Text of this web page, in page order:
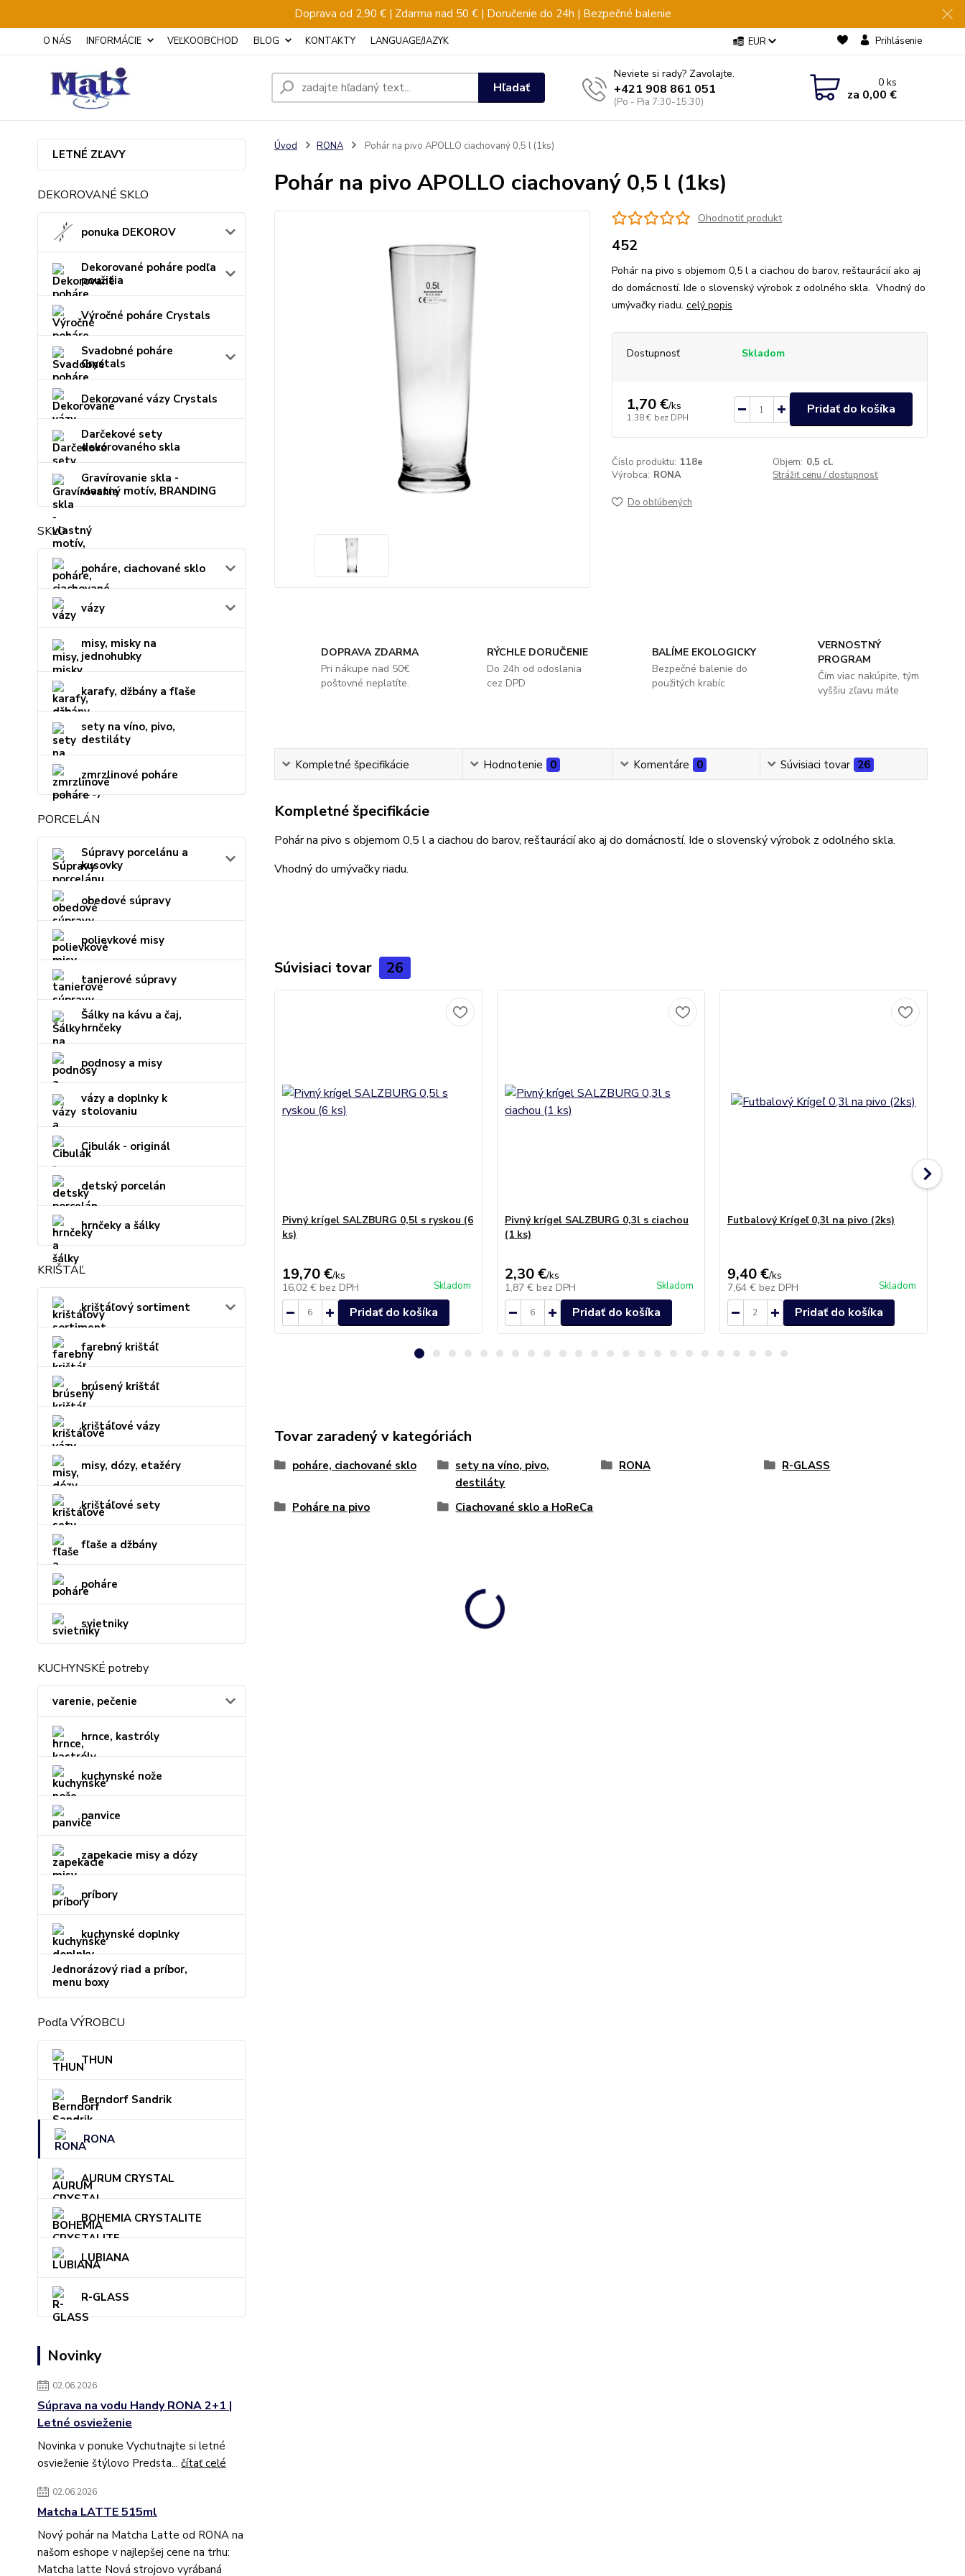
Doprava od 2,90 € | Zdarma nad 50 € | Doručenie do 24h | Bezpečné balenie
O NÁS INFORMÁCIE VEĽKOOBCHOD BLOG KONTAKTY LANGUAGE/JAZYK EUR Prihlásenie
Hľadať
Neviete si rady? Zavolajte.
+421 908 861 051
(Po - Pia 7:30-15:30)
0ks
za 0,00 €
LETNÉ ZĽAVY
DEKOROVANÉ SKLO
ponuka DEKOROV
Dekorované poháre podľa
použitia
Výročné poháre Crystals
Svadobné poháre
Crystals
Dekorované vázy Crystals
Darčekové sety
dekorovaného skla
Gravírovanie skla -
vlastný motív, BRANDING
SKLO
poháre, ciachované sklo
vázy
misy, misky na
jednohubky
karafy, džbány a fľaše
sety na víno, pivo,
destiláty
zmrzlinové poháre
PORCELÁN
Súpravy porcelánu a
kusovky
obedové súpravy
polievkové misy
tanierové súpravy
Šálky na kávu a čaj,
hrnčeky
podnosy a misy
vázy a doplnky k
stolovaniu
Cibulák - originál
detský porcelán
hrnčeky a šálky
KRIŠTÁĽ
krištáľový sortiment
farebný krištáľ
brúsený krištáľ
krištáľové vázy
misy, dózy, etažéry
krištáľové sety
fľaše a džbány
poháre
svietniky
KUCHYNSKÉ potreby
varenie, pečenie
hrnce, kastróly
kuchynské nože
panvice
zapekacie misy a dózy
príbory
kuchynské doplnky
Jednorázový riad a príbor,
menu boxy
Podľa VÝROBCU
THUN
Berndorf Sandrik
RONA
AURUM CRYSTAL
BOHEMIA CRYSTALITE
LUBIANA
R-GLASS
Novinky
02.06.2026
Súprava na vodu Handy RONA 2+1 |
Letné osvieženie
Novinka v ponuke Vychutnajte si letné
osvieženie štýlovo Predsta... čítať celé
02.06.2026
Matcha LATTE 515ml
Nový pohár na Matcha Latte od RONA na
našom eshope v najlepšej cene na trhu:
Matcha latte Nová strojovo vyrábaná
Úvod RONA Pohár na pivo APOLLO ciachovaný 0,5 l (1ks)
Pohár na pivo APOLLO ciachovaný 0,5 l (1ks)
Ohodnotiť produkt
452
Pohár na pivo s objemom 0,5 l a ciachou do barov, reštaurácií ako aj
do domácností. Ide o slovenský výrobok z odolného skla. Vhodný do
umývačky riadu. celý popis
Dostupnosť Skladom
1,70 €/ks
1,38 € bez DPH
Pridať do košíka
Číslo produktu: 118e Objem: 0,5 cl.
Výrobca: RONA Strážiť cenu / dostupnosť
Do obľúbených
DOPRAVA ZDARMA
Pri nákupe nad 50€
poštovné neplatíte.
RÝCHLE DORUČENIE
Do 24h od odoslania
cez DPD
BALÍME EKOLOGICKY
Bezpečné balenie do
použitých krabíc
VERNOSTNÝ
PROGRAM
Čím viac nakúpite, tým
vyššiu zľavu máte
Kompletné špecifikácie Hodnotenie 0 Komentáre 0 Súvisiaci tovar 26
Kompletné špecifikácie
Pohár na pivo s objemom 0,5 l a ciachou do barov, reštaurácií ako aj do domácností. Ide o slovenský výrobok z odolného skla.
Vhodný do umývačky riadu.
Súvisiaci tovar 26
Pivný krígel SALZBURG 0,5l s ryskou (6
ks)
19,70 €/ks
16,02 € bez DPH Skladom
Pridať do košíka
Pivný krígel SALZBURG 0,3l s ciachou
(1 ks)
2,30 €/ks
1,87 € bez DPH Skladom
Pridať do košíka
Futbalový Krígeľ 0,3l na pivo (2ks)
9,40 €/ks
7,64 € bez DPH Skladom
Pridať do košíka
Tovar zaradený v kategóriách
poháre, ciachované sklo
sety na víno, pivo,
destiláty
RONA R-GLASS
Poháre na pivo Ciachované sklo a HoReCa